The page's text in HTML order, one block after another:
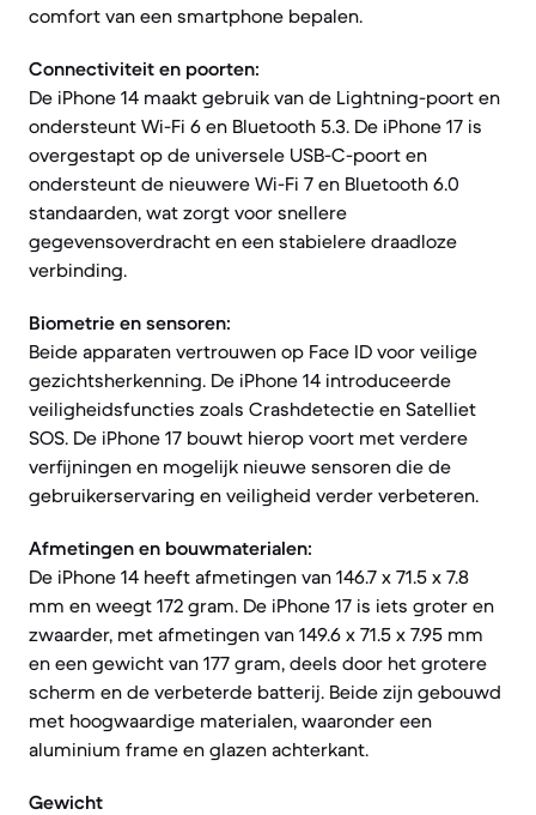
comfort van een smartphone bepalen.
Connectiviteit en poorten:
De iPhone 14 maakt gebruik van de Lightning-poort en
ondersteunt Wi-Fi 6 en Bluetooth 5.3. De iPhone 17 is
overgestapt op de universele USB-C-poort en
ondersteunt de nieuwere Wi-Fi 7 en Bluetooth 6.0
standaarden, wat zorgt voor snellere
gegevensoverdracht en een stabielere draadloze
verbinding.
Biometrie en sensoren:
Beide apparaten vertrouwen op Face ID voor veilige
gezichtsherkenning. De iPhone 14 introduceerde
veiligheidsfuncties zoals Crashdetectie en Satelliet
SOS. De iPhone 17 bouwt hierop voort met verdere
verfijningen en mogelijk nieuwe sensoren die de
gebruikerservaring en veiligheid verder verbeteren.
Afmetingen en bouwmaterialen:
De iPhone 14 heeft afmetingen van 146.7 x 71.5 x 7.8
mm en weegt 172 gram. De iPhone 17 is iets groter en
zwaarder, met afmetingen van 149.6 x 71.5 x 7.95 mm
en een gewicht van 177 gram, deels door het grotere
scherm en de verbeterde batterij. Beide zijn gebouwd
met hoogwaardige materialen, waaronder een
aluminium frame en glazen achterkant.
Gewicht